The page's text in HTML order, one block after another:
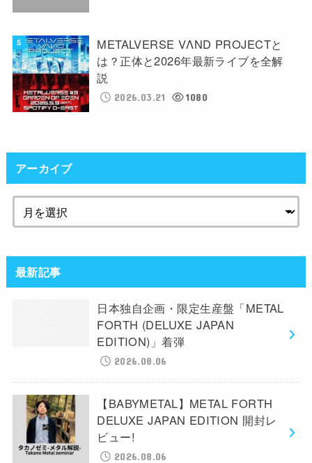
METALVERSE VΛND PROJECTと
は？正体と2026年最新ライブを全解
説
2026.03.21 1080
アーカイブ
最新記事
日本独自企画・限定生産盤「METAL
FORTH (DELUXE JAPAN
EDITION)」着弾
2026.08.06
【BABYMETAL】METAL FORTH
DELUXE JAPAN EDITION 開封レ
ビュー!
2026.08.06